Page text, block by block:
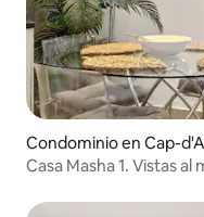
Condominio en Cap-
Casa Masha 1. Vistas